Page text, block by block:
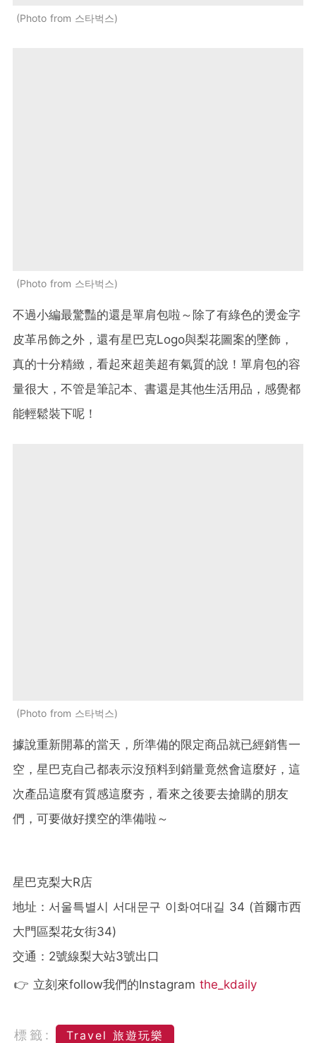
Photo from 스타벅스
Photo from 스타벅스
不過小編最驚豔的還是單肩包啦～除了有綠色的燙金字
皮革吊飾之外，還有星巴克Logo與梨花圖案的墜飾，
真的十分精緻，看起來超美超有氣質的說！單肩包的容
量很大，不管是筆記本、書還是其他生活用品，感覺都
能輕鬆裝下呢！
Photo from 스타벅스
據說重新開幕的當天，所準備的限定商品就已經銷售一
空，星巴克自己都表示沒預料到銷量竟然會這麼好，這
次產品這麼有質感這麼夯，看來之後要去搶購的朋友
們，可要做好撲空的準備啦～
星巴克梨大R店
地址：서울특별시 서대문구 이화여대길 34 (首爾市西
大門區梨花女街34)
交通：2號線梨大站3號出口
👉 立刻來follow我們的Instagram the_kdaily
標籤:
Travel 旅遊玩樂